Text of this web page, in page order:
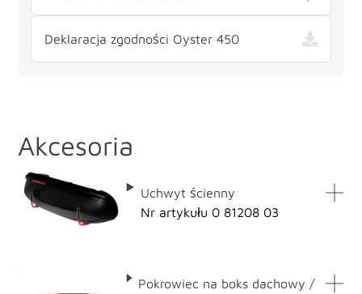
Deklaracja zgodności Oyster 450— , otwiera się w
Akcesoria
Uchwyt ścienny
Nr artykułu 0 81208 03
Pokrowiec na boks dachowy /